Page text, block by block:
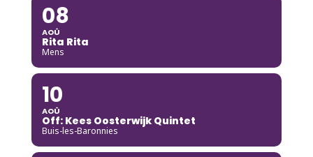
08
AOÛ
Rita Rita
Mens
10
AOÛ
Off: Kees Oosterwijk Quintet
Buis-les-Baronnies